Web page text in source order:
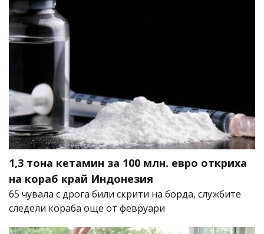
1,3 тона кетамин за 100 млн. евро откриха
на кораб край Индонезия
65 чувала с дрога били скрити на борда, службите
следели кораба още от февруари